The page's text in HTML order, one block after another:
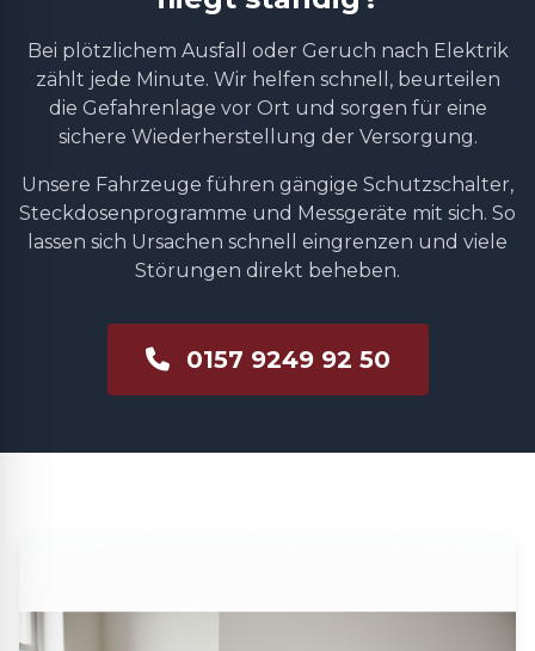
Bei plötzlichem Ausfall oder Geruch nach Elektrik
zählt jede Minute. Wir helfen schnell, beurteilen
die Gefahrenlage vor Ort und sorgen für eine
sichere Wiederherstellung der Versorgung.
Unsere Fahrzeuge führen gängige Schutzschalter,
Steckdosenprogramme und Messgeräte mit sich. So
lassen sich Ursachen schnell eingrenzen und viele
Störungen direkt beheben.
0157 9249 92 50